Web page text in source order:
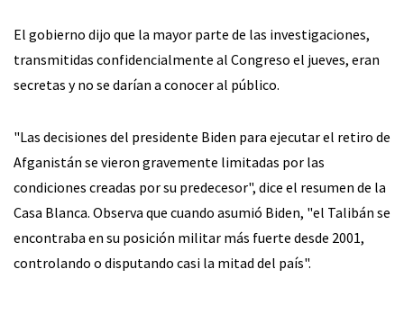
El gobierno dijo que la mayor parte de las investigaciones,
transmitidas confidencialmente al Congreso el jueves, eran
secretas y no se darían a conocer al público.
"Las decisiones del presidente Biden para ejecutar el retiro de
Afganistán se vieron gravemente limitadas por las
condiciones creadas por su predecesor", dice el resumen de la
Casa Blanca. Observa que cuando asumió Biden, "el Talibán se
encontraba en su posición militar más fuerte desde 2001,
controlando o disputando casi la mitad del país".